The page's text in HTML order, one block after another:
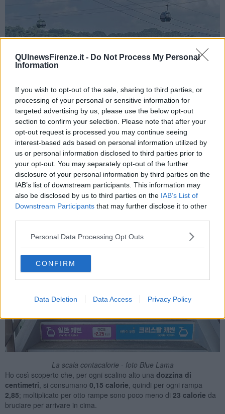
QUInewsFirenze.it - Do Not Process My Personal
Information
If you wish to opt-out of the sale, sharing to third parties, or
processing of your personal or sensitive information for
targeted advertising by us, please use the below opt-out
section to confirm your selection. Please note that after your
opt-out request is processed you may continue seeing
interest-based ads based on personal information utilized by
us or personal information disclosed to third parties prior to
your opt-out. You may separately opt-out of the further
disclosure of your personal information by third parties on the
IAB’s list of downstream participants. This information may
also be disclosed by us to third parties on the IAB’s List of
Downstream Participants that may further disclose it to other
Personal Data Processing Opt Outs
CONFIRM
Data Deletion Data Access Privacy Policy
La cabinovia che scavalca la DMZ - Foto Blue Lama
Aggiungo adesso un'altra curiosità. Per arrivare alle cabine della
Gondola della Pace bisogna salire otto rampe di unascala
esterna, con 19 scalini per ogni rampa. E su ogni scalino è affissa
la curiosa indicazione diquante calorie si stanno consumando
durante la scalata,gradino per gradino, con i numeri in
crescendo.
La scala contacalorie - foto Blue Lama
Ho così scoperto che, per ogni scalino alto una dozzina di
centimetri, si consumano 0,15 calorie, quindi per ogni rampa
2,85; moltiplicato per otto rampe sono poco meno di 23 calorie da
bruciare per arrivare in cima.